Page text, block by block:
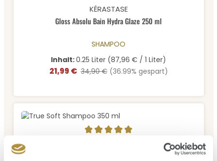
Durchschnittliche Bewertung von 0 von 5 Sternen
KÉRASTASE
Gloss Absolu Bain Hydra Glaze 250 ml
SHAMPOO
Inhalt:0.25 Liter (87,96 € / 1 Liter)
Verkaufspreis:
21,99 € Regulärer Preis:
34,90 € (36.99% gespart)
Durchschnittliche Bewertung von 5 von 5 Sternen